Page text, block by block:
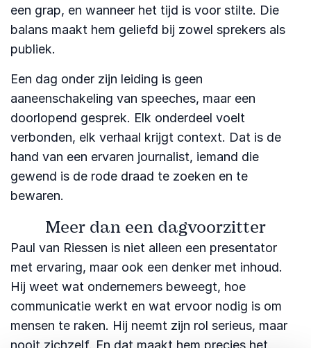
een grap, en wanneer het tijd is voor stilte. Die
balans maakt hem geliefd bij zowel sprekers als
publiek.
Een dag onder zijn leiding is geen
aaneenschakeling van speeches, maar een
doorlopend gesprek. Elk onderdeel voelt
verbonden, elk verhaal krijgt context. Dat is de
hand van een ervaren journalist, iemand die
gewend is de rode draad te zoeken en te
bewaren.
Meer dan een dagvoorzitter
Paul van Riessen is niet alleen een presentator
met ervaring, maar ook een denker met inhoud.
Hij weet wat ondernemers beweegt, hoe
communicatie werkt en wat ervoor nodig is om
mensen te raken. Hij neemt zijn rol serieus, maar
nooit zichzelf. En dat maakt hem precies het